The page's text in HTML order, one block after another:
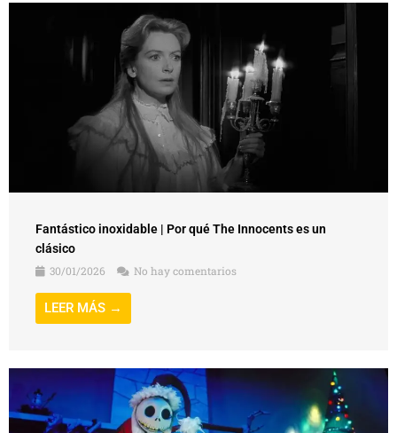
Fantástico inoxidable | Por qué The Innocents es un
clásico
30/01/2026
No hay comentarios
LEER MÁS →